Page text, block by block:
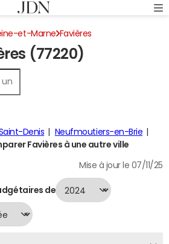
et-Marne Favières
(77220)
Denis
Neufmoutiers-en-Brie
Favières à une autre ville
Mise à jour le 07/11/25
de